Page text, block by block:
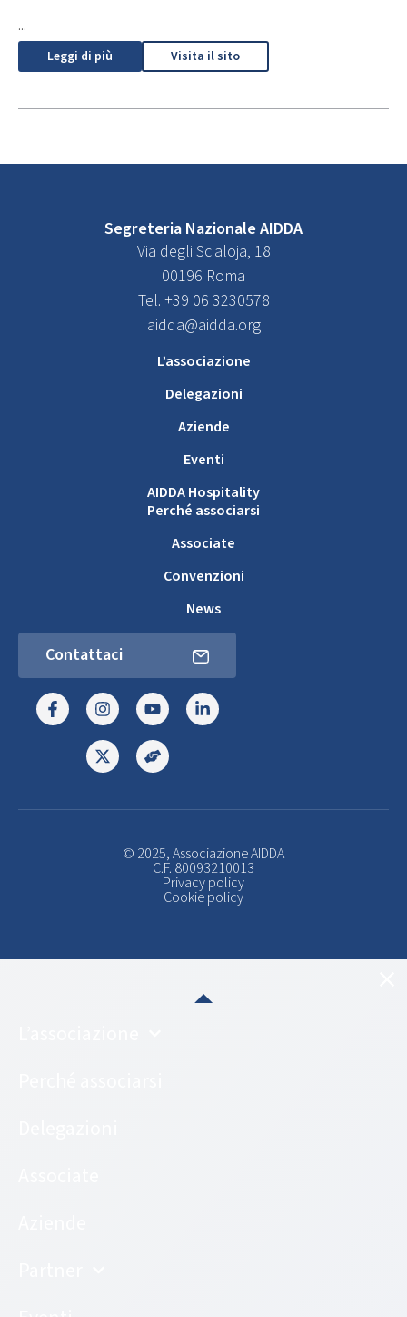
...
Leggi di più Visita il sito
Segreteria Nazionale AIDDA
Via degli Scialoja, 18
00196 Roma
Tel. +39 06 3230578
aidda@aidda.org
L’associazione
Delegazioni
Aziende
Eventi
AIDDA Hospitality
Perché associarsi
Associate
Convenzioni
News
Contattaci
© 2025, Associazione AIDDA
C.F. 80093210013
Privacy policy
Cookie policy